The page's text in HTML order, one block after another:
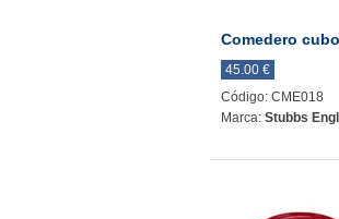
Comedero
45.00 €
Código: CME018
Marca: Stubbs